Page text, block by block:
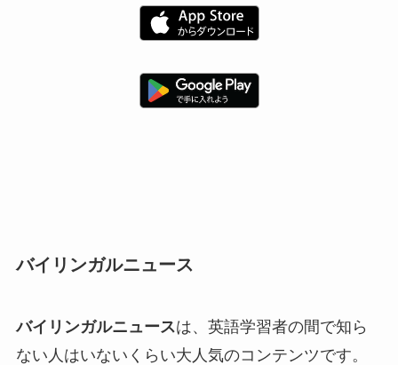
バイリンガルニュース
バイリンガルニュースは、英語学習者の間で知ら
ない人はいないくらい大人気のコンテンツです。